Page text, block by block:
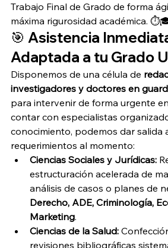
Trabajo Final de Grado de forma
máxima rigurosidad académica.
🎯 Asistencia
Adaptada a tu Grado
Disponemos de una célula de
investigadores y doctores en
para intervenir de forma urgente
contar con especialistas
conocimiento, podemos dar salida
requerimientos al momento:
Ciencias Sociales y Jurídicas:
estructuración acelerada de
análisis de casos o planes de
Derecho, ADE, Criminología,
Marketing.
Ciencias de la Salud:
revisiones bibliográficas